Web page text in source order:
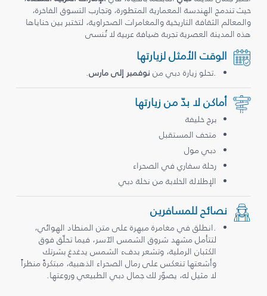
حيث تندمج الهندسة المعمارية المتطورة، وتجارب التسوق الفاخرة،
والمعالم الثقافة التاريخية والمغامرات الصحراوية، لتختبر بين حناياها
هذه المدينة العصرية تجربة ضيافة عربية لا تُنسى
الوقت الأمثل لزيارتها
.تحلو زيارة دبي من نوفمبر إلى مارس.
أماكن لا بدّ من زيارتها
برج خليفة
متحف المستقبل
دبي مول
رحلة سفاري في الصحراء
الإطلالة الخلابة من نخلة دبي
نصائح للمسافرين
.انطلق في مغامرة مبهرة على متن المنطاد الهوائي،
لتتأمل مشهد شروق الشمس الآسر، فيما تحلّق فوق
الكثبان الرملية، وتشعر بدفء الشمس يدغدغ بشرتك
وأشعتها تنعكس على رمال الصحراء الذهبية، مبتكرةً منظراً
لا مثيل له، يصوّر لك جمال دبي الطبيعي وروعتها.